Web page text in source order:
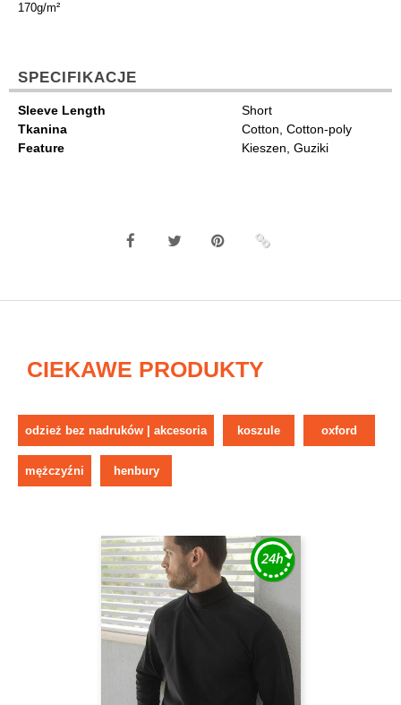
170g/m²
SPECIFIKACJE
Sleeve Length
Short
Tkanina
Cotton, Cotton-poly
Feature
Kieszen, Guziki
CIEKAWE PRODUKTY
odzież bez nadruków | akcesoria koszule oxford
mężczyźni henbury